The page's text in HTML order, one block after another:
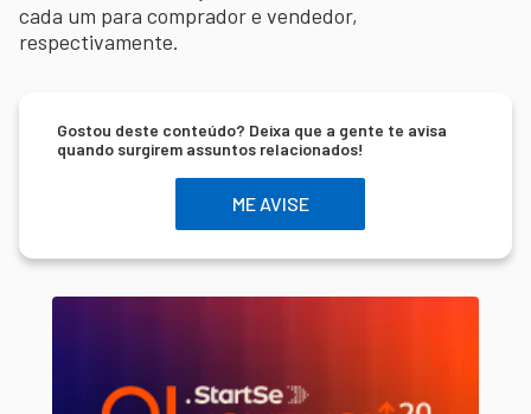
cada um para comprador e vendedor,
respectivamente.
Gostou deste conteúdo? Deixa que a gente te avisa
quando surgirem assuntos relacionados!
ME AVISE